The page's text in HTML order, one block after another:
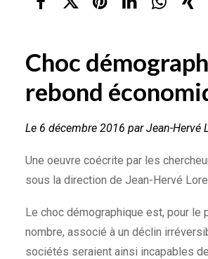
Choc
rebond
Le 6 décembre 2016 par Jean-Hervé
Une oeuvre coécrite par les
sous la direction de Jean-Hervé
Le choc démographique est, pour le
nombre, associé à un déclin
sociétés seraient ainsi incapables